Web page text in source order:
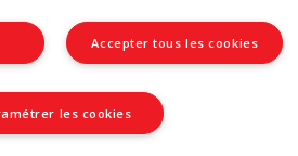
2
Accepter tous les cookies
les cookies